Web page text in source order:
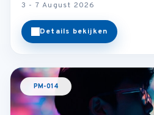
3 - 7 August 2026
Details bekijken
PM-014